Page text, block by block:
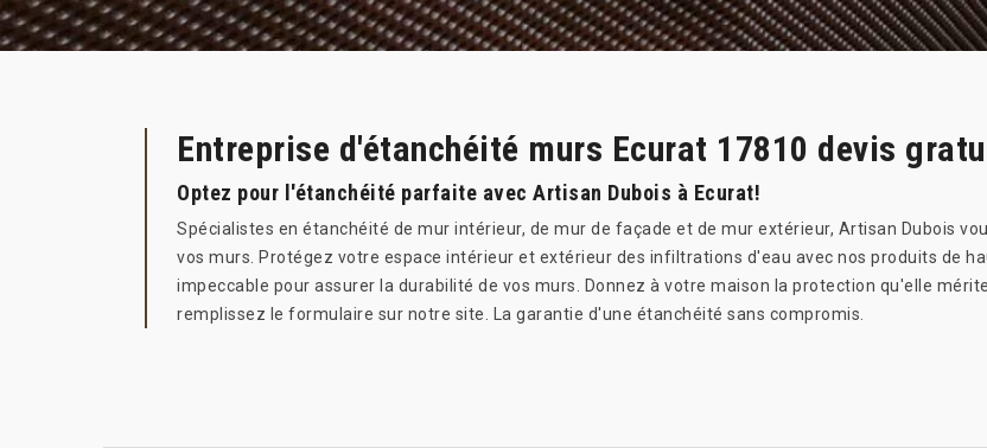
Entreprise d'étanchéité murs Ecurat 17810 devis
Optez pour l'étanchéité parfaite avec Artisan Dubois à Ecurat!
Spécialistes en étanchéité de mur intérieur, de mur de façade et de mur extérieur, Artisan Dubois
vos murs. Protégez votre espace intérieur et extérieur des infiltrations d'eau avec nos produits de
impeccable pour assurer la durabilité de vos murs. Donnez à votre maison la protection qu'elle
remplissez le formulaire sur notre site. La garantie d'une étanchéité sans compromis.